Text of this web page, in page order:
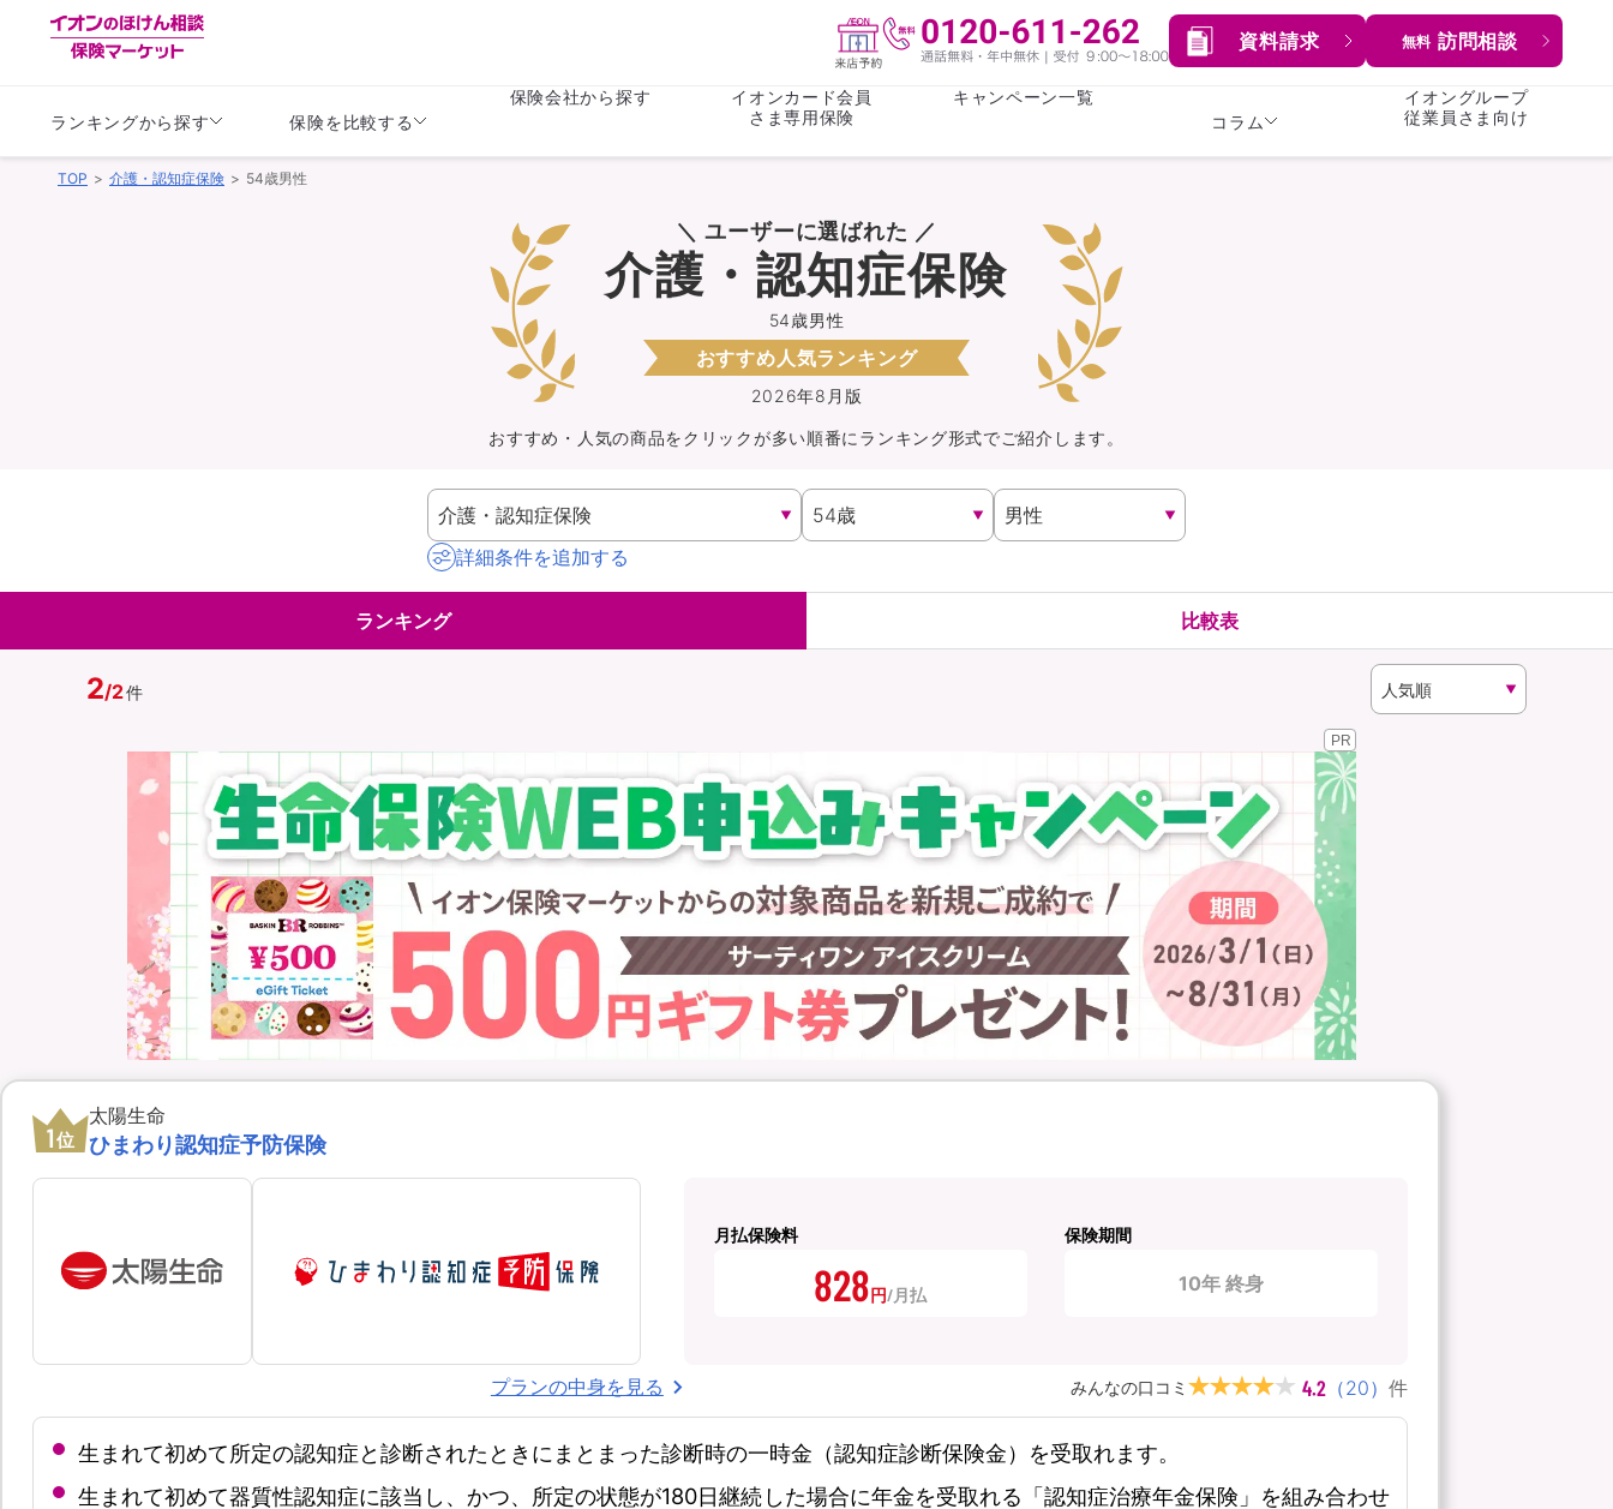
資料請求 無料 訪問相談
ランキングから探す
がん保険 女性医療保険
収入保障保険
持病がある方向け
持病がある方向け
持病がある方向け
がん保険
バイク保険 火災保険
ペット保険
スマホ保険
イオンカード会員さま
専用保険（損害保険）
WAON POINT還元型保険
保険を比較する
がん保険 女性医療保険
収入保障保険 介護・認知症保険
保険会社から探す
イオンカード会員
さま専用保険
キャンペーン一覧
コラム
ライフステージ 心配事
イオングループ
従業員さま向け
TOP 介護・認知症保険 54歳男性
＼ ユーザーに選ばれた ／
2026年8月版
54歳男性
介護・認知症保険
おすすめ人気ランキング
おすすめ・人気の商品をクリックが多い順番にランキング形式でご紹介します。
詳細条件を追加する
ランキング 比較表
2/2件
PR
1位
太陽生命
ひまわり認知症予防保険
月払保険料
828円
保険期間
10年 終身
プランの中身を見る みんなの口コミ 4.2 （20） 件
生まれて初めて所定の認知症と診断されたときにまとまった診断時の一時金（認知症診断保険金）を受取れます。
生まれて初めて器質性認知症に該当し、かつ、所定の状態が180日継続した場合に年金を受取れる「認知症治療年金保険」を組み合わせ